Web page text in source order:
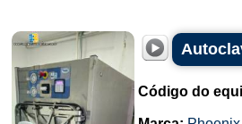
Código do